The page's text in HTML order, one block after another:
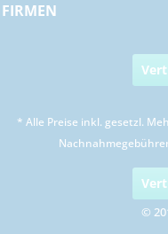
FIRMEN
* Alle Preise inkl. gesetzl.
©